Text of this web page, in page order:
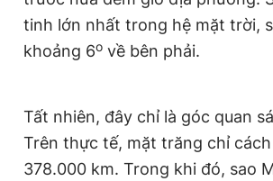
Giấy phép xuất bản số 110/GP - BTTTT cấp
© 2003-2026 Bản quyền thuộc về Báo
chép dưới mọi hình thức nếu không có sự
tinh lớn nhất trong hệ mặt trời,
khoảng 6o về bên phải.
Tất nhiên, đây chỉ là góc quan
Trên thực tế, mặt trăng chỉ
378.000 km. Trong khi đó, sao